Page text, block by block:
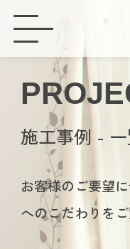
施工事例 -
お客様のご要望
へのこだわりをご